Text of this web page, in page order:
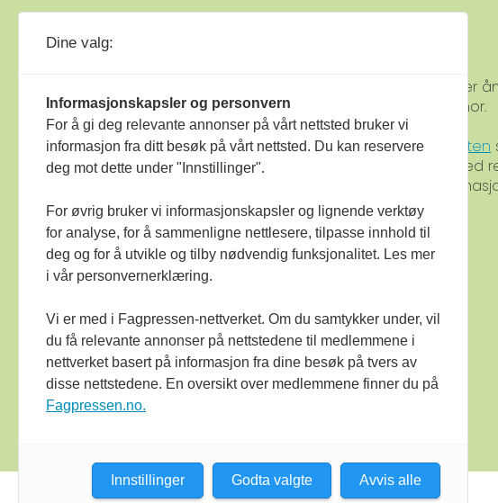
Materialet er verna etter
langt det har heimel i lov eller avtale med Kopinor.
Bok & bibliotek arbeider etterVer Varsam-plakaten
medieomtale, blir oppfordra om å ta kontakt med
mot mediene i presseetiske spørsmål. For
Bok & bibliotek
arbeider etterVer
Varsam -plakaten
Dine valg:
Informasjonskapsler og personvern
For å gi deg relevante annonser på vårt nettsted bruker vi
informasjon fra ditt besøk på vårt nettsted. Du kan reservere
deg mot dette under "Innstillinger".
For øvrig bruker vi informasjonskapsler og lignende verktøy
for analyse, for å sammenligne nettlesere, tilpasse innhold til
deg og for å utvikle og tilby nødvendig funksjonalitet. Les mer
i vår personvernerklæring.
Vi er med i Fagpressen-nettverket. Om du samtykker under, vil
du få relevante annonser på nettstedene til medlemmene i
nettverket basert på informasjon fra dine besøk på tvers av
disse nettstedene. En oversikt over medlemmene finner du på
Fagpressen.no.
Avvis alle
Godta valgte
Innstillinger